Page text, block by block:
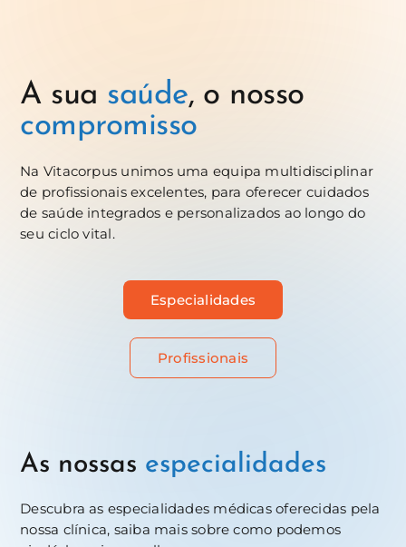
A sua saúde, o nosso
compromisso
Na Vitacorpus unimos uma equipa multidisciplinar
de profissionais excelentes, para oferecer cuidados
de saúde integrados e personalizados ao longo do
seu ciclo vital.
Especialidades
Profissionais
As nossas especialidades
Descubra as especialidades médicas oferecidas pela
nossa clínica, saiba mais sobre como podemos